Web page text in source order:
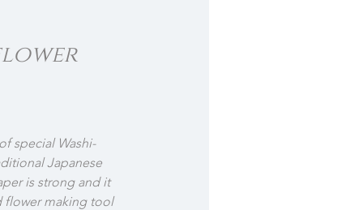
special Washi-
Japanese
is strong and it
flower making tool